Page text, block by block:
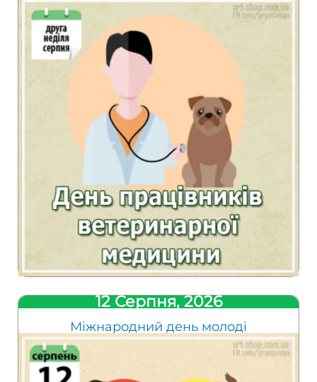
12 Серпня, 2026
Міжнародний день молоді